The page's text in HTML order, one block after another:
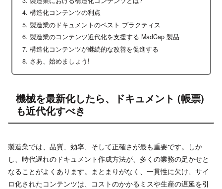
構造化コンテンツの利点
製造業のドキュメントのベスト プラクティス
製造業のコンテンツ近代化を支援する MadCap 製品
構造化コンテンツが継続的な改善を促進する
さあ、始めましょう!
機械を最新化したら、ドキュメント (帳票)
も近代化すべき
製造業では、品質、効率、そして正確さが最も重要です。しか
し、時代遅れのドキュメント作成方法が、多くの業務の足かせと
なることがよくあります。まとまりがなく、一貫性に欠け、サイ
ロ化されたコンテンツは、コストのかかるミスや生産の遅延を引